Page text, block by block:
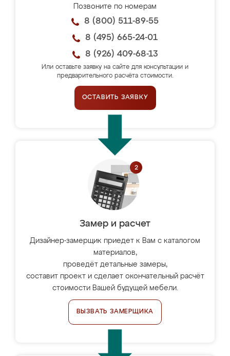
Позвоните по номерам
8 (800) 511-89-55
8 (495) 665-24-01
8 (926) 409-68-13
Или оставьте заявку на сайте для консультации и
предварительного расчёта стоимости.
ОСТАВИТЬ ЗАЯВКУ
Замер и расчет
Дизайнер-замерщик приедет к Вам с каталогом
материалов,
проведёт детальные замеры,
составит проект и сделает окончательный расчёт
стоимости Вашей будущей мебели.
ВЫЗВАТЬ ЗАМЕРЩИКА